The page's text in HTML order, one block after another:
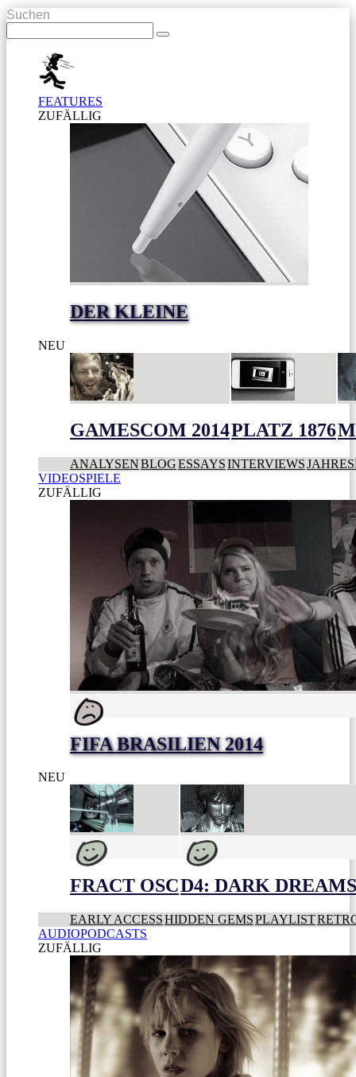
Suchen
FEATURES
ZUFÄLLIG
DER KLEINE
NEU
GAMESCOM 2014PLATZ 1876
ANALYSENBLOGESSAYSINTERVIEWS
VIDEOSPIELE
ZUFÄLLIG
FIFA BRASILIEN 2014
NEU
FRACT OSCD4: DARK
EARLY ACCESSHIDDEN GEMSPLAYLIST
AUDIOPODCASTS
ZUFÄLLIG